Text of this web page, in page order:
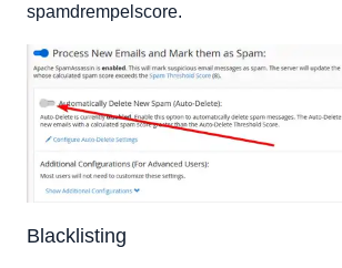
spamdrempelscore.
Blacklisting